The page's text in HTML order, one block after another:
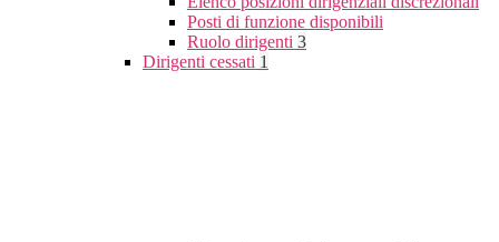
Posti di funzione disponibili
Ruolo dirigenti 3
Dirigenti cessati 1